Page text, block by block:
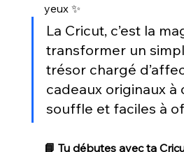
yeux ✨
La Cricut, c’est la
transformer un
trésor chargé
cadeaux originaux à
souffle et faciles à
📘 Tu débutes avec ta